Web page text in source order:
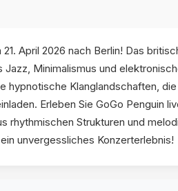
April 2026 nach Berlin! Das
Minimalismus und
hypnotische Klanglandschaften,
Erleben Sie GoGo Penguin
rhythmischen Strukturen und
unvergessliches Konzerterlebnis!